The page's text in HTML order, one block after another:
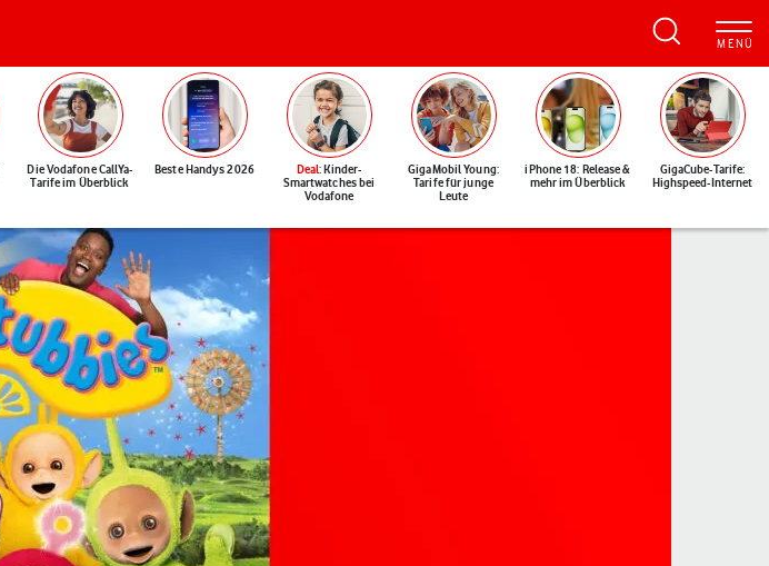
Die Vodafone CallYa-
Tarife im Überblick
Beste Handys 2026 Deal: Kinder-
Smartwatches bei
Vodafone
GigaMobil Young:
Tarife für junge
Leute
iPhone 18: Release &
mehr im Überblick
GigaCube-Tarife:
Highspeed-Internet